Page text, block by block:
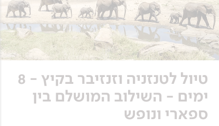
טיול לטנזניה וזנזיבר בקיץ - 8
ימים - השילוב המושלם בין
ספארי ונופש